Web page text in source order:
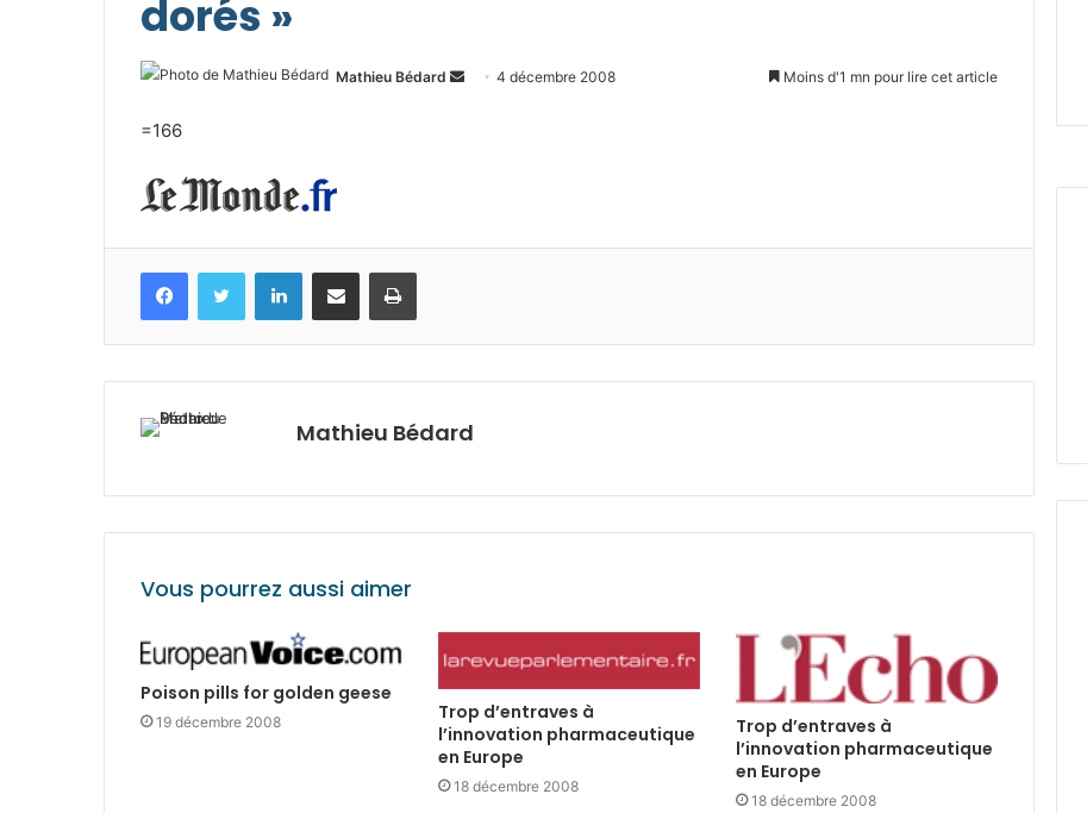
dorés »
Mathieu Bédard
Envoyer4 décembre 2008 Moins d'1 mn pour lire cet article
=166
FacebookTwitter LinkedinPartagez par mail Imprimez
Mathieu Bédard
Vous pourrez aussi aimer
Poison pills for golden geese
19 décembre 2008
Trop d’entraves à
l’innovation pharmaceutique
en Europe
18 décembre 2008
Trop d’entraves à
l’innovation pharmaceutique
en Europe
18 décembre 2008